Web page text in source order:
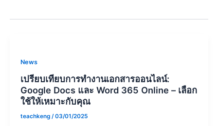
News
เปรียบเทียบการทำงานเอกสารออนไลน์:
Google Docs และ Word 365 Online – เลือก
ใช้ให้เหมาะกับคุณ
teachkeng /03/01/2025